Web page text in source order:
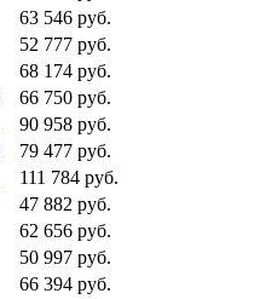
63 546 руб.
52 777 руб.
68 174 руб.
66 750 руб.
90 958 руб.
79 477 руб.
111 784 руб.
47 882 руб.
62 656 руб.
50 997 руб.
66 394 руб.